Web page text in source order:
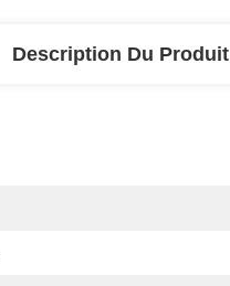
Description Du Produit